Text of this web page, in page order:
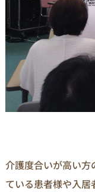
介護度合いが高い
ている患者様や入